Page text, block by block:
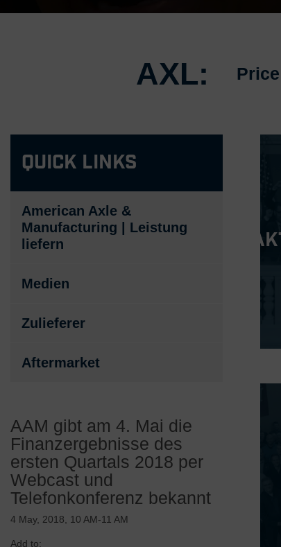
AXL:
Quick Links
American Axle &
Manufacturing | Leistung
liefern
Medien
Zulieferer
Aftermarket
AAM gibt am 4. Mai die
Finanzergebnisse des
ersten Quartals 2018 per
Webcast und
Telefonkonferenz bekannt
4 May, 2018, 10 AM-11 AM
Add to: